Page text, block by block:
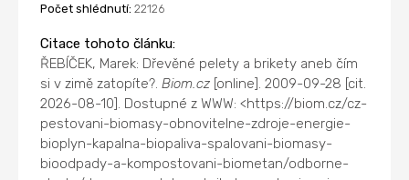
Počet shlédnutí: 22126
Citace tohoto článku:
ŘEBÍČEK, Marek: Dřevěné pelety a brikety aneb čím
si v zimě zatopíte?.Biom.cz [online]. 2009-09-28 [cit.
2026-08-10]. Dostupné z WWW: <https://biom.cz/cz-
pestovani-biomasy-obnovitelne-zdroje-energie-
bioplyn-kapalna-biopaliva-spalovani-biomasy-
bioodpady-a-kompostovani-biometan/odborne-